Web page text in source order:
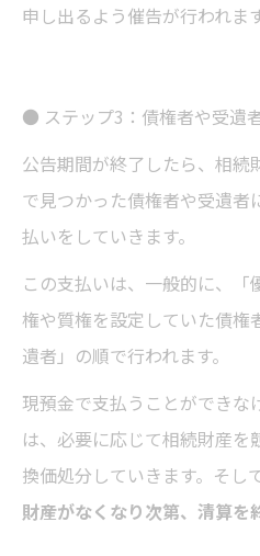
申し出るよう催告が行われます
● ステップ3：債権者や受遺
公告期間が終了したら、相続
で見つかった債権者や受遺者
払いをしていきます。
この支払いは、一般的に、「
権や質権を設定していた債
遺者」の順で行われます。
現預金で支払うことができな
は、必要に応じて相続財産を
換価処分していきます。そし
財産がなくなり次第、清算を